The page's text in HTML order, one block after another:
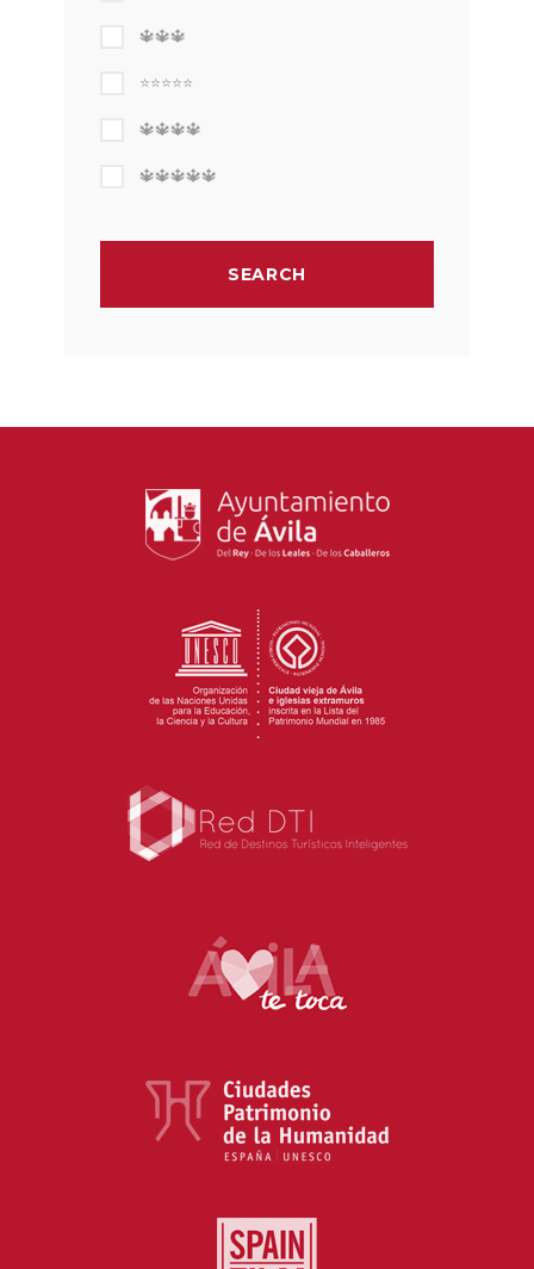
🔱🔱🔱
⭐⭐⭐⭐⭐
🔱🔱🔱🔱
🔱🔱🔱🔱🔱